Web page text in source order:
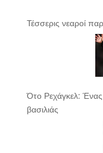
Τέσσερις νεαροί
Ότο Ρεχάγκελ:
βασιλιάς